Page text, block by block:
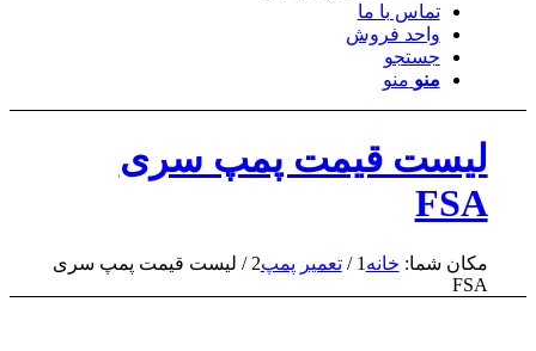
تماس با ما
واحد فروش
جستجو
منو منو
لیست قیمت پمپ سری
FSA
مکان شما: خانه 1
/ تعمیر پمپ2
/ لیست قیمت پمپ سری
FSA